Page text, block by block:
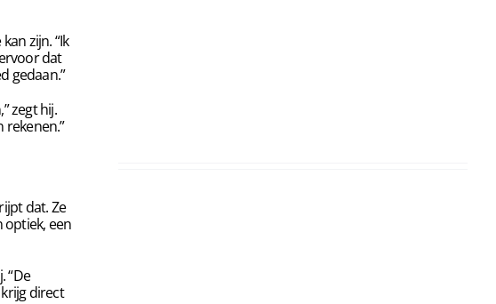
zijn. “Ik
dat
gedaan.”
zegt hij.
rekenen.”
dat. Ze
een
“De
direct